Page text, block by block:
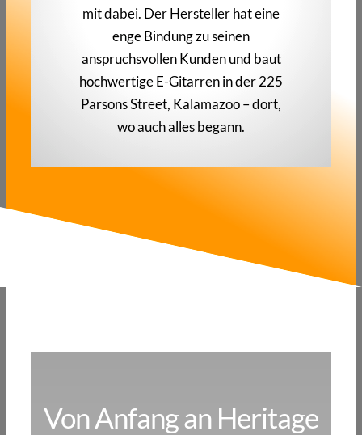
mit dabei. Der Hersteller hat eine
enge Bindung zu seinen
anspruchsvollen Kunden und baut
hochwertige E-Gitarren in der 225
Parsons Street, Kalamazoo – dort,
wo auch alles begann.
Von Anfang an Heritage